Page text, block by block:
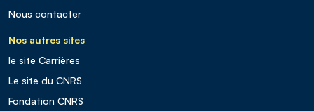
Nous contacter
Nos autres sites
le site Carrières
Le site du CNRS
Fondation CNRS